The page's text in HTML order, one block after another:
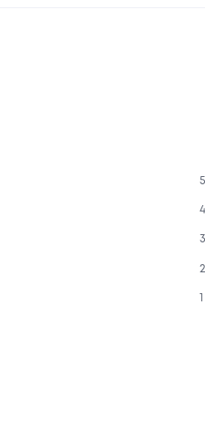
5
4
3
2